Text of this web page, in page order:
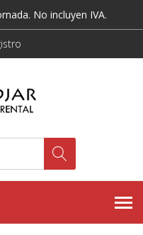
No incluyen IVA.